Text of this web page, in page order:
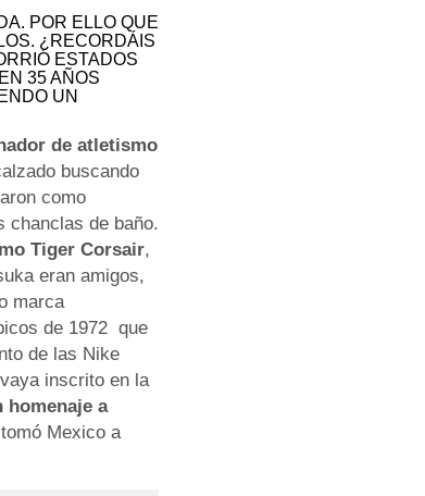
POR ELLO QUE
¿RECORDÁIS
ESTADOS
35 AÑOS
UN
de atletismo
buscando
como
chanclas de baño.
Tiger Corsair,
eran amigos,
marca
de 1972 que
de las Nike
inscrito en la
homenaje a
Mexico a